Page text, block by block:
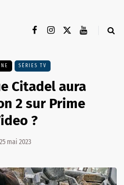
SÉRIES TV
Citadel aura
2 sur Prime
?
25 mai 2023